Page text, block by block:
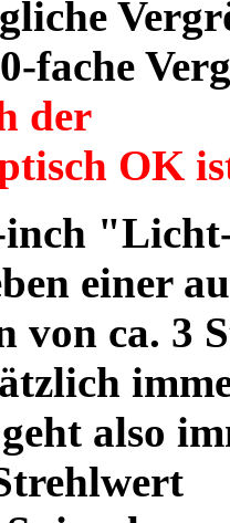
fache
der
OK
inch
einer
von ca. 3
geht also